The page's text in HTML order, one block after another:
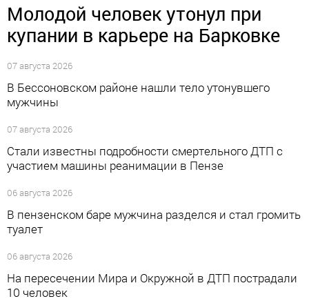
Молодой человек утонул при
купании в карьере на Барковке
07 августа 2026
В Бессоновском районе нашли тело утонувшего
мужчины
07 августа 2026
Стали известны подробности смертельного ДТП с
участием машины реанимации в Пензе
06 августа 2026
В пензенском баре мужчина разделся и стал громить
туалет
06 августа 2026
На пересечении Мира и Окружной в ДТП пострадали
10 человек